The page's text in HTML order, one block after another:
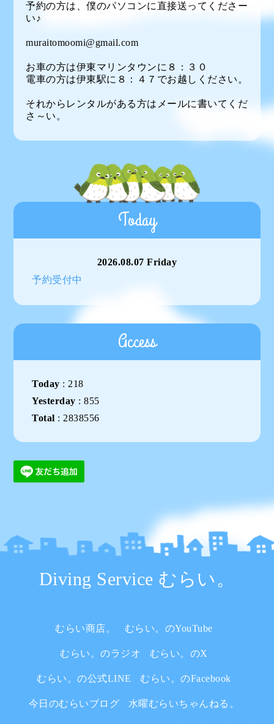
予約の方は、僕のパソコンに直接送ってくださー
い♪
muraitomoomi@gmail.com
お車の方は伊東マリンタウンに８：３０
電車の方は伊東駅に８：４７でお越しください。
それからレンタルがある方はメールに書いてくだ
さ～い。
Today
2026.08.07 Friday
予約受付中
Access
Today : 218
Yesterday :855
Total : 2838556
Diving Service むらい。
むらい商店。 むらい。のYouTube
むらい。のラジオ むらい。のX
むらい。の公式LINE むらい。のFacebook
今日のむらいブログ 水曜むらいちゃんねる。